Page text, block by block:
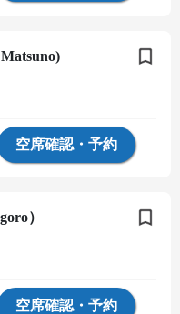
空席確認・予約
）
空席確認・予約